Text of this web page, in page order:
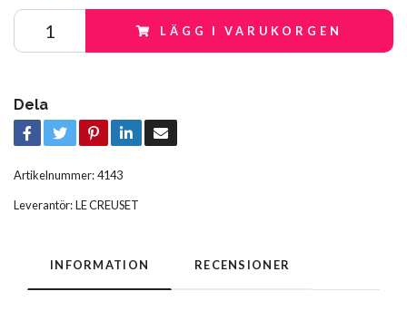
LÄGG I VARUKORGEN
Dela
Artikelnummer:4143
Leverantör:LE CREUSET
INFORMATION RECENSIONER